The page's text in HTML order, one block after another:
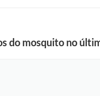
do mosquito no